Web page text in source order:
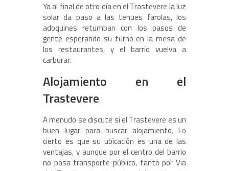
Ya al final de otro día en el Trastevere la luz
solar da paso a las tenues farolas, los
adoquines retumban con los pasos de
gente esperando su turno en la mesa de
los restaurantes, y el barrio vuelva a
carburar.
Alojamiento en el
Trastevere
A menudo se discute si el Trastevere es un
buen lugar para buscar alojamiento. Lo
cierto es que su ubicación es una de las
ventajas, y aunque por el centro del barrio
no pasa transporte público, tanto por Via